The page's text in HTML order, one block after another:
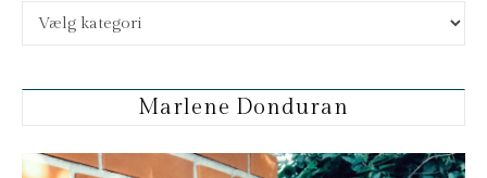
Flere kategorier:
Marlene Donduran